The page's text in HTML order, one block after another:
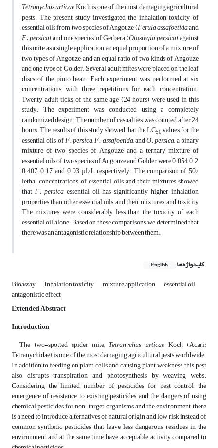
Tetranychus urticaeKoch is one of the most damaging agricultural
pests. The present study investigated the inhalation toxicity of
essential oils from two species of Angouze (Ferula assafoetidaand
F. persica) and one species of Gerbera (Otostegia persica) against
this mite as a single application, an equal proportion of a mixture of
two types of Angouze, and an equal ratio of two kinds of Angouze
and one type of Golder. Several adult mites were placed on the leaf
discs of the pinto bean. Each experiment was performed at six
concentrations, with three repetitions for each concentration.
Twenty adult ticks of the same age (24 hours) were used in this
study. The experiment was conducted using a completely
randomized design. The number of casualties was counted after 24
hours. The results of this study showed that the LC50values for the
essential oils ofF. persica, F. assafoetida, andO. persica, a binary
mixture of two species of Angouze, and a ternary mixture of
essential oils of two species of Angouze and Golder were 0.054, 0.2,
0.407, 0.17, and 0.93 µl/L respectively. The comparison of 50%
lethal concentrations of essential oils and their mixtures showed
that F. persicaessential oil has significantly higher inhalation
properties than other essential oils and their mixtures, and toxicity
The mixtures were considerably less than the toxicity of each
essential oil alone. Based on these comparisons, we determined that
there was an antagonistic relationship between them.
کلیدواژه‌ها English
Bioassay Inhalation toxicity mixture application essential oil
antagonistic effect
Extended Abstract
Introduction
The two-spotted spider mite, Tetranychus urticaeKoch (Acari:
Tetranychidae), is one of the most damaging agricultural pests worldwide.
In addition to feeding on plant cells and causing plant weakness, this pest
also disrupts transpiration and photosynthesis by weaving webs.
Considering the limited number of pesticides for pest control, the
emergence of resistance to existing pesticides, and the dangers of using
chemical pesticides for non-target organisms and the environment, there
is a need to introduce alternatives of natural origin and low risk instead of
common synthetic pesticides that leave less dangerous residues in the
environment and at the same time have acceptable activity compared to